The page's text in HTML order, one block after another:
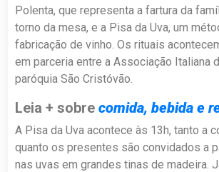
Polenta, que representa a fartura da
torno da mesa, e a Pisa da Uva, um
fabricação de vinho. Os rituais
em parceria entre a Associação Italiana
paróquia São Cristóvão.
Leia + sobrecomida, bebida e
A Pisa da Uva acontece às 13h, tanto a
quanto os presentes são convidados a
nas uvas em grandes tinas de madeira.